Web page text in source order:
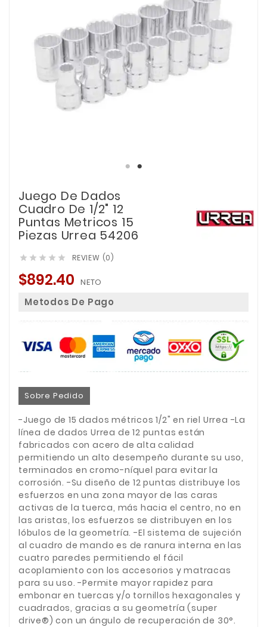
Juego De Dados
Cuadro De 1/2" 12
Puntas Metricos 15
Piezas Urrea 54206
     REVIEW (0)
$892.40 NETO
Metodos De Pago
Sobre Pedido
-Juego de 15 dados métricos 1/2" en riel Urrea -La
línea de dados Urrea de 12 puntas están
fabricados con acero de alta calidad
permitiendo un alto desempeño durante su uso,
terminados en cromo-níquel para evitar la
corrosión. -Su diseño de 12 puntas distribuye los
esfuerzos en una zona mayor de las caras
activas de la tuerca, más hacia el centro, no en
las aristas, los esfuerzos se distribuyen en los
lóbulos de la geometría. -El sistema de sujeción
al cuadro de mando es de ranura interna en las
cuatro paredes permitiendo el fácil
acoplamiento con los accesorios y matracas
para su uso. -Permite mayor rapidez para
embonar en tuercas y/o tornillos hexagonales y
cuadrados, gracias a su geometría (super
drive®) con un ángulo de recuperación de 30°.